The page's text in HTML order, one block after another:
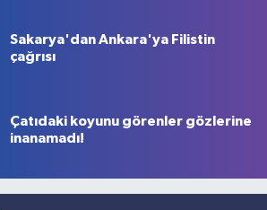
Sakarya'dan Ankara'ya Filistin
çağrısı
Çatıdaki koyunu görenler gözlerine
inanamadı!